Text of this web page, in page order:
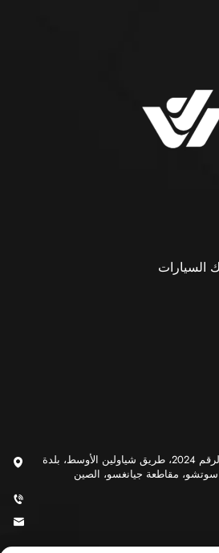
السيارات
الغرفة رقم 1001، الوحدة 6، الرقم 2024، طريق شياولين الأوسط، بلدة
مقاطعة جيانغسو، الصين